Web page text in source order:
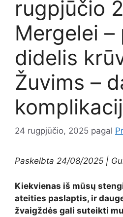
rugpjūčio
Mergelei –
didelis
Žuvims –
24 rugpjūčio, 2025 pagal
Paskelbta 24/08/2025 |
Kiekvienas iš mūsų
ateities paslaptis, ir
žvaigždės gali suteikti